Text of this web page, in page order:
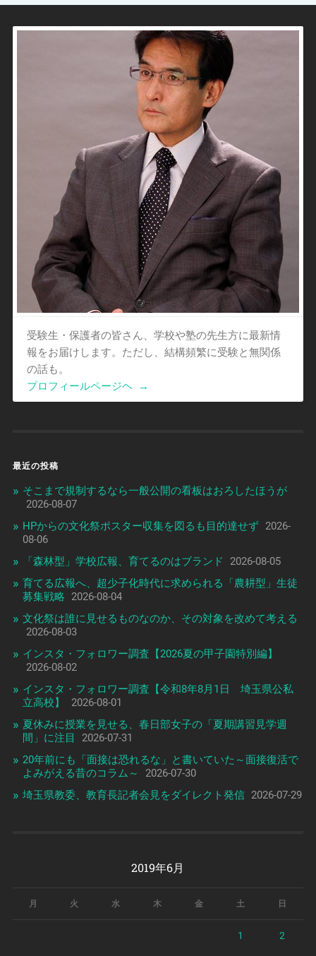
受験生・保護者の皆さん、学校や塾の先生方に最新情
報をお届けします。ただし、結構頻繁に受験と無関係
の話も。
プロフィールページヘ
→
最近の投稿
そこまで規制するなら一般公開の看板はおろしたほうが
2026-08-07
HPからの文化祭ポスター収集を図るも目的達せず 2026-
08-06
「森林型」学校広報、育てるのはブランド
2026-08-05
育てる広報へ、超少子化時代に求められる「農耕型」生徒
募集戦略
2026-08-04
文化祭は誰に見せるものなのか、その対象を改めて考える
2026-08-03
インスタ・フォロワー調査【2026夏の甲子園特別編】
2026-08-02
インスタ・フォロワー調査【令和8年8月1日 埼玉県公私
立高校】
2026-08-01
夏休みに授業を見せる、春日部女子の「夏期講習見学週
間」に注目
2026-07-31
20年前にも「面接は恐れるな」と書いていた～面接復活で
よみがえる昔のコラム～
2026-07-30
埼玉県教委、教育長記者会見をダイレクト発信 2026-07-29
2019年6月
月 火 水 木 金 土 日
1 2